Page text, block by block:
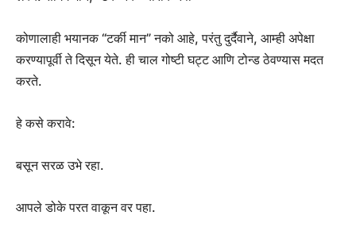
कोणालाही भयानक “टर्की मान” नको आहे, परंतु दुर्दैवाने, आम्ही अपेक्षा
करण्यापूर्वी ते दिसून येते. ही चाल गोष्टी घट्ट आणि टोन्ड ठेवण्यास मदत
करते.
हे कसे करावे:
बसून सरळ उभे रहा.
आपले डोके परत वाकून वर पहा.